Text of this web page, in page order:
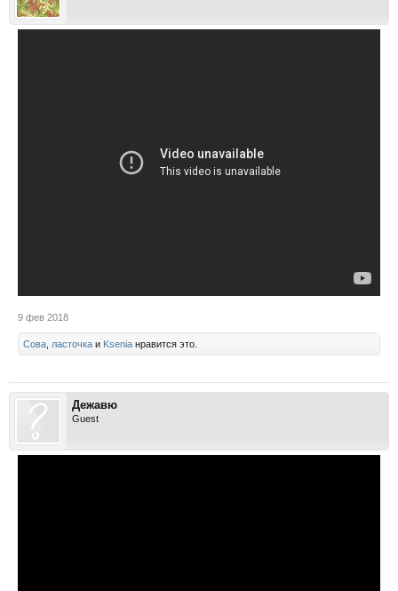
9 фев 2018
Сова ласточка и Ksenia нравится это.
Дежавю
Guest